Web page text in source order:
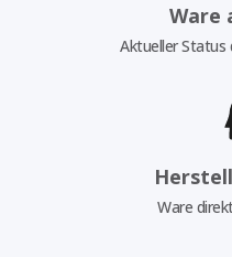
Ware
Aktueller Status
Ware